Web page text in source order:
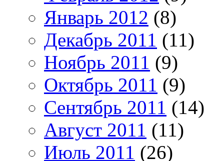
Январь 2012 (8)
Декабрь 2011 (11)
Ноябрь 2011 (9)
Октябрь 2011 (9)
Сентябрь 2011 (14)
Август 2011 (11)
Июль 2011 (26)